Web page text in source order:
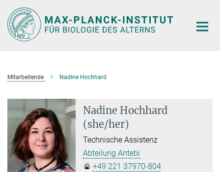
Hauptinhalt
Mitarbeitende Nadine Hochhard
Nadine Hochhard
(she/her)
Technische Assistenz
Abteilung Antebi
+49 221 37970-804